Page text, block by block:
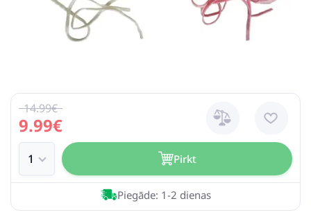
9.99€
14.99€
Pirkt
Piegāde: 1-2 dienas